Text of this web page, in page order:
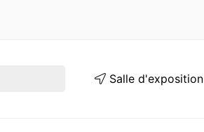
Salle d'exposition